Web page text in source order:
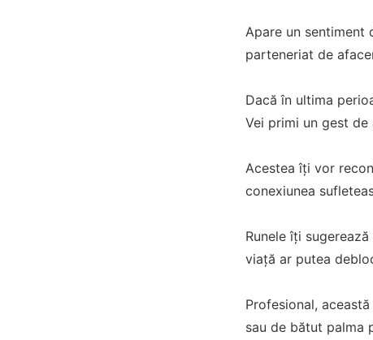
Apare un sentiment
parteneriat de
Dacă în ultima
Vei primi un gest
Acestea îți vor
conexiunea
Runele îți
viață ar putea
Profesional,
sau de bătut palma